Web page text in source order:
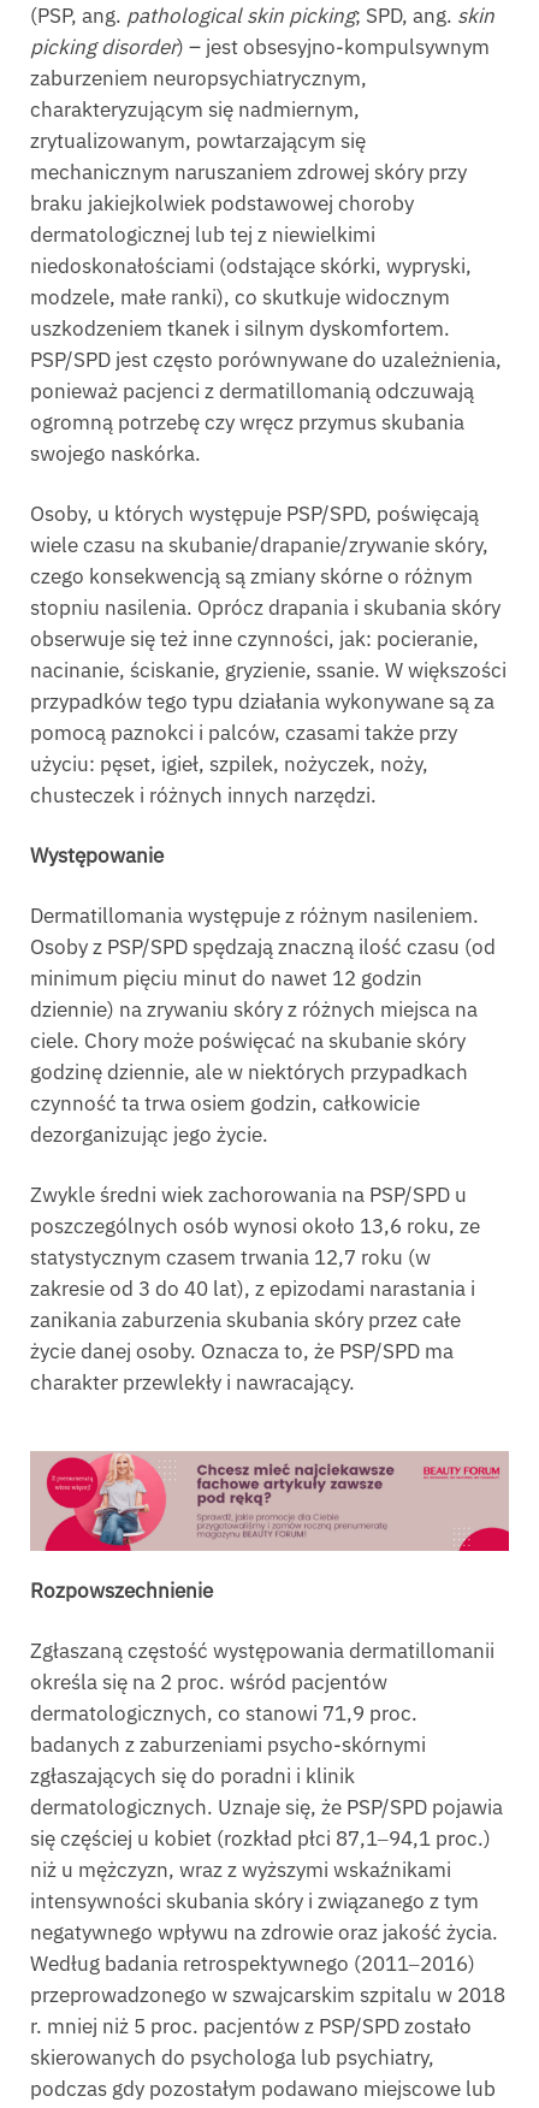
(PSP, ang. pathological skin picking; SPD, ang. skin
picking disorder) – jest obsesyjno-kompulsywnym
zaburzeniem neuropsychiatrycznym,
charakteryzującym się nadmiernym,
zrytualizowanym, powtarzającym się
mechanicznym naruszaniem zdrowej skóry przy
braku jakiejkolwiek podstawowej choroby
dermatologicznej lub tej z niewielkimi
niedoskonałościami (odstające skórki, wypryski,
modzele, małe ranki), co skutkuje widocznym
uszkodzeniem tkanek i silnym dyskomfortem.
PSP/SPD jest często porównywane do uzależnienia,
ponieważ pacjenci z dermatillomanią odczuwają
ogromną potrzebę czy wręcz przymus skubania
swojego naskórka.
Osoby, u których występuje PSP/SPD, poświęcają
wiele czasu na skubanie/drapanie/zrywanie skóry,
czego konsekwencją są zmiany skórne o różnym
stopniu nasilenia. Oprócz drapania i skubania skóry
obserwuje się też inne czynności, jak: pocieranie,
nacinanie, ściskanie, gryzienie, ssanie. W większości
przypadków tego typu działania wykonywane są za
pomocą paznokci i palców, czasami także przy
użyciu: pęset, igieł, szpilek, nożyczek, noży,
chusteczek i różnych innych narzędzi.
Występowanie
Dermatillomania występuje z różnym nasileniem.
Osoby z PSP/SPD spędzają znaczną ilość czasu (od
minimum pięciu minut do nawet 12 godzin
dziennie) na zrywaniu skóry z różnych miejsca na
ciele. Chory może poświęcać na skubanie skóry
godzinę dziennie, ale w niektórych przypadkach
czynność ta trwa osiem godzin, całkowicie
dezorganizując jego życie.
Zwykle średni wiek zachorowania na PSP/SPD u
poszczególnych osób wynosi około 13,6 roku, ze
statystycznym czasem trwania 12,7 roku (w
zakresie od 3 do 40 lat), z epizodami narastania i
zanikania zaburzenia skubania skóry przez całe
życie danej osoby. Oznacza to, że PSP/SPD ma
charakter przewlekły i nawracający.
Rozpowszechnienie
Zgłaszaną częstość występowania dermatillomanii
określa się na 2 proc. wśród pacjentów
dermatologicznych, co stanowi 71,9 proc.
badanych z zaburzeniami psycho-skórnymi
zgłaszających się do poradni i klinik
dermatologicznych. Uznaje się, że PSP/SPD pojawia
się częściej u kobiet (rozkład płci 87,1‒94,1 proc.)
niż u mężczyzn, wraz z wyższymi wskaźnikami
intensywności skubania skóry i związanego z tym
negatywnego wpływu na zdrowie oraz jakość życia.
Według badania retrospektywnego (2011‒2016)
przeprowadzonego w szwajcarskim szpitalu w 2018
r. mniej niż 5 proc. pacjentów z PSP/SPD zostało
skierowanych do psychologa lub psychiatry,
podczas gdy pozostałym podawano miejscowe lub